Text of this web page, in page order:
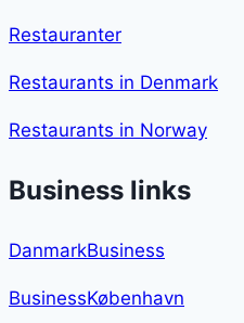
Restauranter
Restaurants in Denmark
Restaurants in Norway
Business links
DanmarkBusiness
BusinessKøbenhavn